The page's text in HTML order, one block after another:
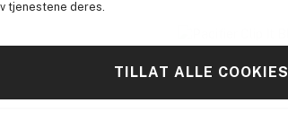
tjenestene deres.
TILLAT ALLE COOKIES